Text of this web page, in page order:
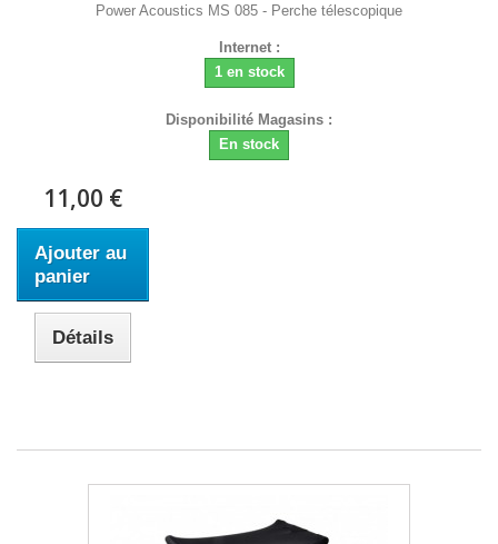
Power Acoustics MS 085 - Perche télescopique
Internet :
1 en stock
Disponibilité Magasins :
En stock
11,00 €
Ajouter au
panier
Détails